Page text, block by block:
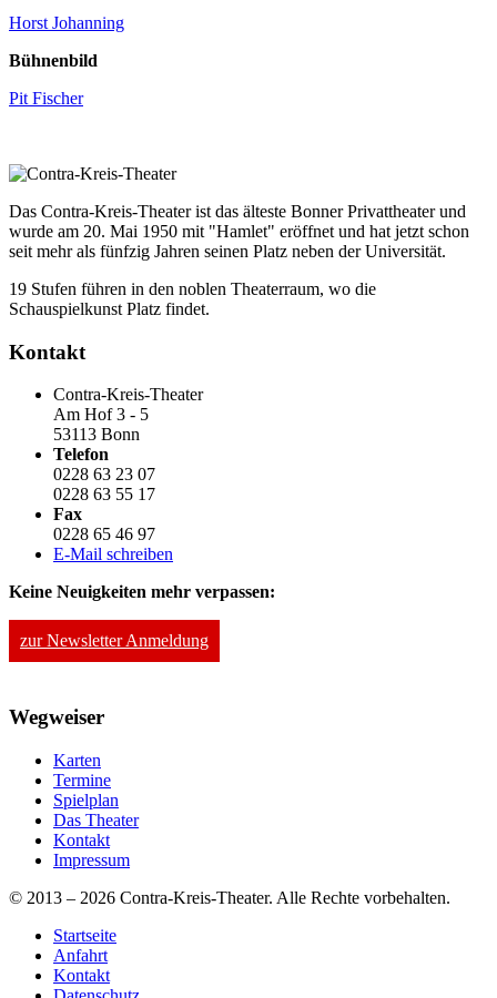
Horst Johanning
Bühnenbild
Pit Fischer
Das Contra-Kreis-Theater ist das älteste Bonner Privattheater und
wurde am 20. Mai 1950 mit "Hamlet" eröffnet und hat jetzt schon
seit mehr als fünfzig Jahren seinen Platz neben der Universität.
19 Stufen führen in den noblen Theaterraum, wo die
Schauspielkunst Platz findet.
Kontakt
Contra-Kreis-Theater
Am Hof 3 - 5
53113 Bonn
Telefon
0228 63 23 07
0228 63 55 17
Fax
0228 65 46 97
E-Mail schreiben
Keine Neuigkeiten mehr verpassen:
zur Newsletter Anmeldung
Wegweiser
Karten
Termine
Spielplan
Das Theater
Kontakt
Impressum
© 2013 – 2026 Contra-Kreis-Theater. Alle Rechte vorbehalten.
Startseite
Anfahrt
Kontakt